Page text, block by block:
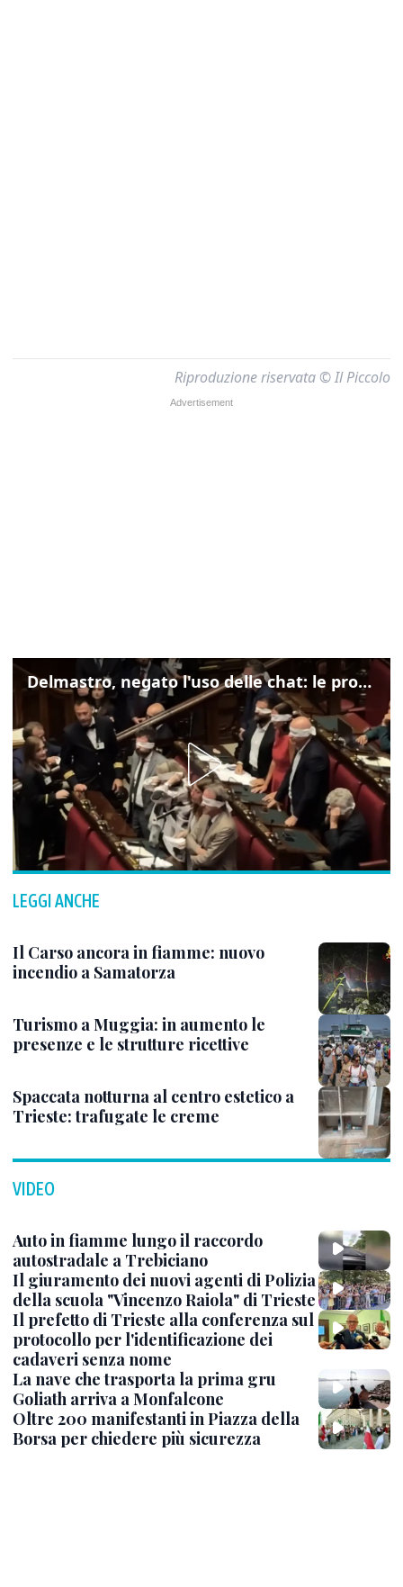
Riproduzione riservata © Il Piccolo
Delmastro, negato l'uso delle chat: le proteste di Avs e M5s
LEGGI ANCHE
Il Carso ancora in fiamme: nuovo
incendio a Samatorza
Turismo a Muggia: in aumento le
presenze e le strutture ricettive
Spaccata notturna al centro estetico a
Trieste: trafugate le creme
VIDEO
Auto in fiamme lungo il raccordo
autostradale a Trebiciano
Il giuramento dei nuovi agenti di Polizia
della scuola "Vincenzo Raiola" di Trieste
Il prefetto di Trieste alla conferenza sul
protocollo per l'identificazione dei
cadaveri senza nome
La nave che trasporta la prima gru
Goliath arriva a Monfalcone
Oltre 200 manifestanti in Piazza della
Borsa per chiedere più sicurezza